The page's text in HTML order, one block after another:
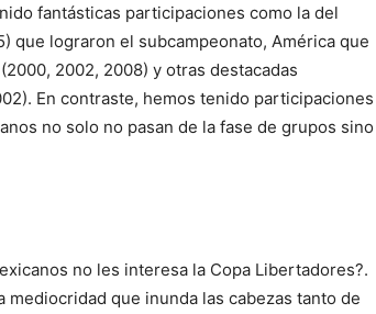
fantásticas participaciones como la del
que lograron el subcampeonato, América que
2002, 2008) y otras destacadas
En contraste, hemos tenido participaciones
no solo no pasan de la fase de grupos sino
no les interesa la Copa Libertadores?.
que inunda las cabezas tanto de